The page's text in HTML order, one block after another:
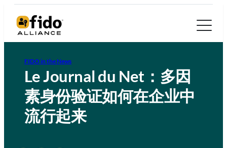
FIDO in the News
Le Journal du Net：多因
素身份验证如何在企业中
流行起来